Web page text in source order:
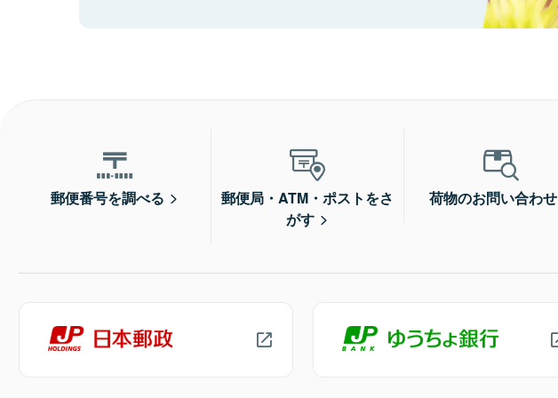
郵便番号を調べる
郵便局・ATM・ポストをさ
がす
荷物のお問い合わせ